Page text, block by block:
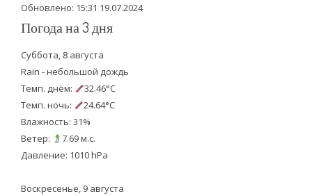
Обновлено: 15:31 19.07.2024
Погода на 3 дня
Суббота, 8 августа
Rain - небольшой дождь
Темп. днём:
32.46°C
Темп. ночь:
24.64°C
Влажность: 31%
Ветер:
7.69 м.с.
Давление: 1010 hPa
Воскресенье, 9 августа